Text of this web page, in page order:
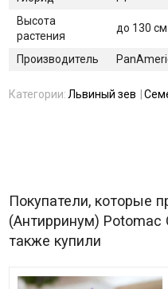
Высота
растения
до 130 см
Производитель
Категории:Львиный зев
Покупатели, которые
(Антирринум)
также купили